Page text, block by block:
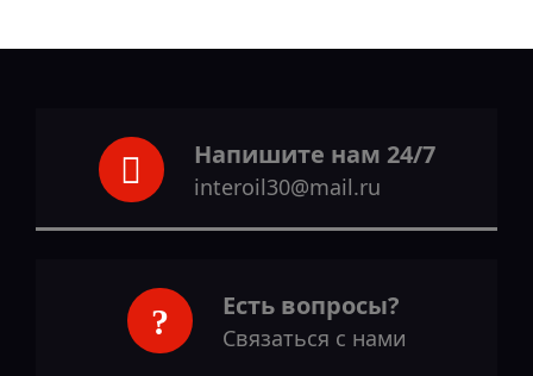
Напишите нам 24/7
interoil30@mail.ru
Есть вопросы?
Связаться с нами